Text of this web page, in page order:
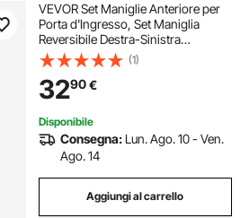
VEVOR Set Maniglie Anteriore per
Porta d'Ingresso, Set Maniglia
Reversibile Destra-Sinistra
Serratura per Porta d'Ingresso Nero
Opaco con Pomello Interno Casa
Ufficio Esterno Interno, Maniglia
Porta
(1)
3290€
Disponibile
Consegna: Lun. Ago. 10 - Ven.
Ago. 14
Aggiungi al carrello